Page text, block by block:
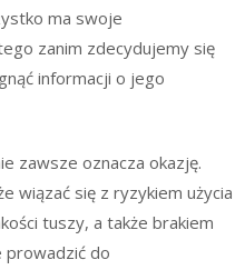
ma swoje
zanim zdecydujemy się
informacji o jego
zawsze oznacza okazję.
wiązać się z ryzykiem użycia
tuszy, a także brakiem
prowadzić do